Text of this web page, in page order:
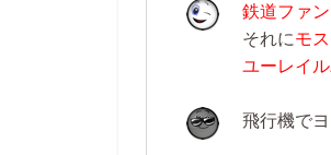
鉄道ファ
それにモ
ユーレイ
飛行機で